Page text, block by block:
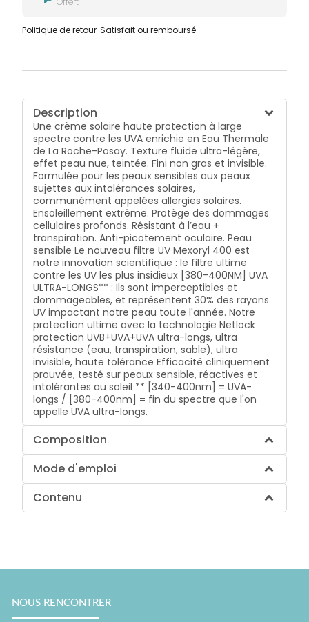
Politique de retour Satisfait ou remboursé
Description
Une crème solaire haute protection à large
spectre contre les UVA enrichie en Eau Thermale
de La Roche-Posay. Texture fluide ultra-légère,
effet peau nue, teintée. Fini non gras et invisible.
Formulée pour les peaux sensibles aux peaux
sujettes aux intolérances solaires,
communément appelées allergies solaires.
Ensoleillement extrême. Protège des dommages
cellulaires profonds. Résistant à l’eau +
transpiration. Anti-picotement oculaire. Peau
sensible Le nouveau filtre UV Mexoryl 400 est
notre innovation scientifique : le filtre ultime
contre les UV les plus insidieux [380-400NM] UVA
ULTRA-LONGS** : Ils sont imperceptibles et
dommageables, et représentent 30% des rayons
UV impactant notre peau toute l'année. Notre
protection ultime avec la technologie Netlock
protection UVB+UVA+UVA ultra-longs, ultra
résistance (eau, transpiration, sable), ultra
invisible, haute tolérance Efficacité cliniquement
prouvée, testé sur peaux sensible, réactives et
intolérantes au soleil ** [340-400nm] = UVA-
longs / [380-400nm] = fin du spectre que l'on
appelle UVA ultra-longs.
Composition
Mode d'emploi
Contenu
NOUS RENCONTRER